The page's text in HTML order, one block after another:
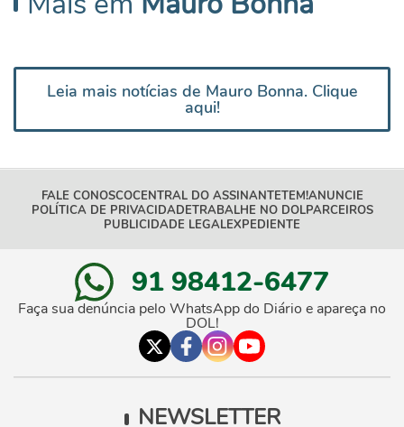
Leia mais notícias de Mauro Bonna. Clique
aqui!
FALE CONOSCOCENTRAL DO ASSINANTETEM!ANUNCIE
POLÍTICA DE PRIVACIDADETRABALHE NO DOLPARCEIROS
PUBLICIDADE LEGALEXPEDIENTE
91 98412-6477
Faça sua denúncia pelo WhatsApp do Diário e apareça no
DOL!
NEWSLETTER